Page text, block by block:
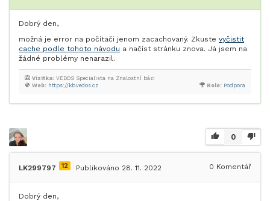
Dobrý den,
možná je error na počítači jenom zacachovaný. Zkuste vyčistit
cache podle tohoto návodu a načíst stránku znova. Já jsem na
žádné problémy nenarazil.
Role: Podpora
Web: https://kb.vedos.cz
Vizitka: VEDOS Specialista na Znalostní bázi
0
LK299797 12 Publikováno 28. 11. 2022 0 Komentář
Dobrý den,